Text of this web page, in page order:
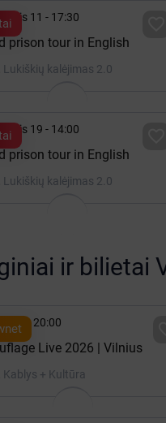
11 - 17:30
prison tour in English
Lukiškių kalėjimas 2.0
19 - 14:00
prison tour in English
Lukiškių kalėjimas 2.0
ir bilietai
15 - 20:00
Live 2026 | Vilnius
Kablys + Kultūra